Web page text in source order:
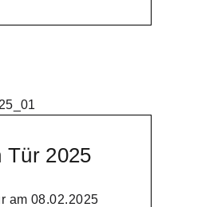
Tür 2025
am 08.02.2025